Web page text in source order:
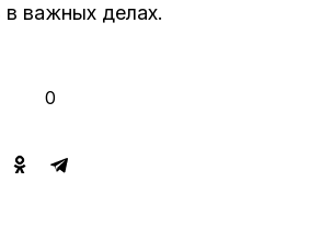
важных делах.
0